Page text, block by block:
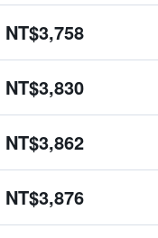
NT$3,758
NT$3,830
NT$3,862
NT$3,876